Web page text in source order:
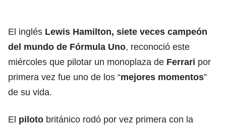
El inglés Lewis Hamilton, siete veces campeón
del mundo de Fórmula Uno, reconoció este
miércoles que pilotar un monoplaza de Ferrari por
primera vez fue uno de los “mejores momentos”
de su vida.
El piloto británico rodó por vez primera con la